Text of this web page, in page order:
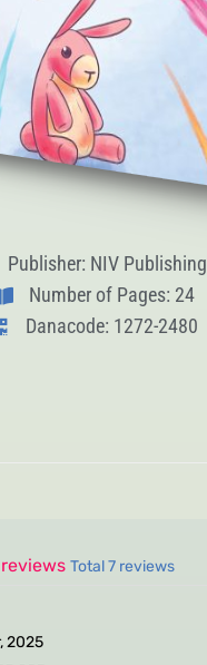
Publisher: NIV Publishing
Number of Pages: 24
Danacode: 1272-2480
Total 7 reviews
2025